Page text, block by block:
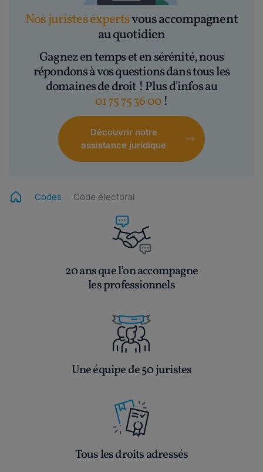
Nos juristes expertsvous accompagnent
au quotidien
Gagnez en temps et en sérénité, nous
répondons à vos questions dans tous les
domaines de droit ! Plus d'infos au
01 75 75 36 00 !
Découvrir notre
assistance juridique
Codes Code électoral
20 ans que l’on accompagne
les professionnels
Une équipe de 50 juristes
Tous les droits adressés